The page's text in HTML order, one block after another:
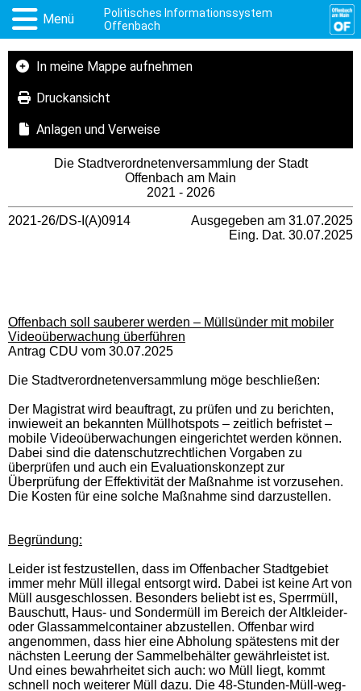
Menü
Politisches Informationssystem
Offenbach
In meine Mappe aufnehmen
Druckansicht
Anlagen und Verweise
Die Stadtverordnetenversammlung der Stadt
Offenbach am Main
2021 - 2026
2021-26/DS-I(A)0914
Ausgegeben am 31.07.2025
Eing. Dat. 30.07.2025
Offenbach soll sauberer werden – Müllsünder mit mobiler
Videoüberwachung überführen
Antrag CDU vom 30.07.2025
Die Stadtverordnetenversammlung möge beschließen:
Der Magistrat wird beauftragt, zu prüfen und zu berichten,
inwieweit an bekannten Müllhotspots – zeitlich befristet –
mobile Videoüberwachungen eingerichtet werden können.
Dabei sind die datenschutzrechtlichen Vorgaben zu
überprüfen und auch ein Evaluationskonzept zur
Überprüfung der Effektivität der Maßnahme ist vorzusehen.
Die Kosten für eine solche Maßnahme sind darzustellen.
Begründung:
Leider ist festzustellen, dass im Offenbacher Stadtgebiet
immer mehr Müll illegal entsorgt wird. Dabei ist keine Art von
Müll ausgeschlossen. Besonders beliebt ist es, Sperrmüll,
Bauschutt, Haus- und Sondermüll im Bereich der Altkleider-
oder Glassammelcontainer abzustellen. Offenbar wird
angenommen, dass hier eine Abholung spätestens mit der
nächsten Leerung der Sammelbehälter gewährleistet ist.
Und eines bewahrheitet sich auch: wo Müll liegt, kommt
schnell noch weiterer Müll dazu. Die 48-Stunden-Müll-weg-